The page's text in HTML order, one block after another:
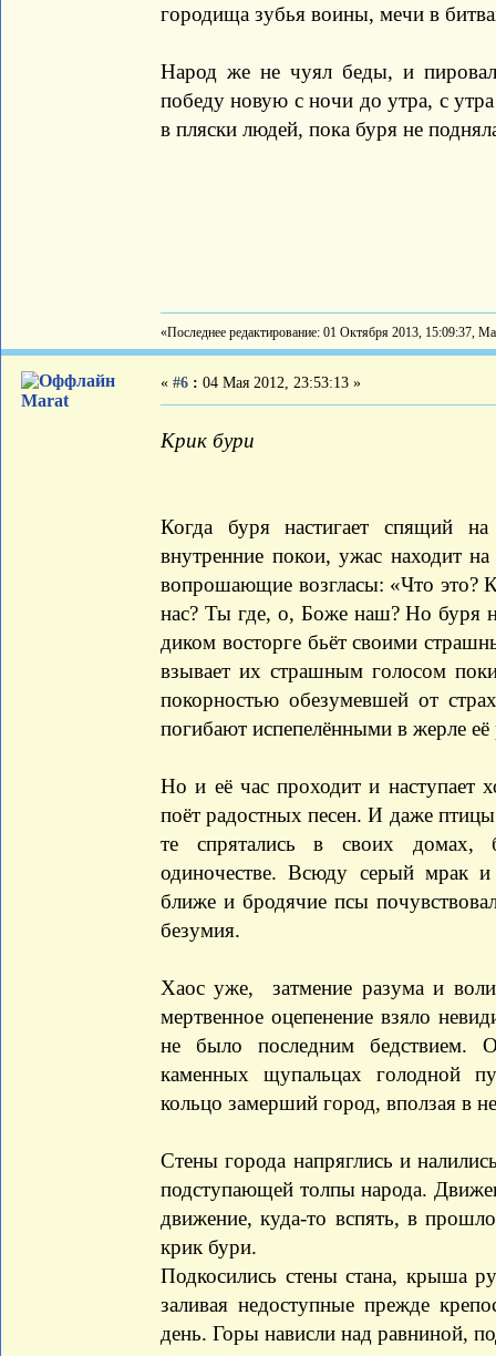
городища зубья воины, мечи в
Народ же не чуял беды, и
победу новую с ночи до утра, с
в пляски людей, пока буря не
«Последнее редактирование: 01 Октября 2013, 15:09:37,
Marat
« #6 : 04 Мая 2012, 23:53:13 »
Крик бури
Когда буря настигает спящий
внутренние покои, ужас находит
вопрошающие возгласы: «Что это?
нас? Ты где, о, Боже наш? Но буря
диком восторге бьёт своими
взывает их страшным голосом
покорностью обезумевшей от
погибают испепелёнными в жерле её
Но и её час проходит и
поёт радостных песен. И даже
те спрятались в своих
одиночестве. Всюду серый мрак
ближе и бродячие псы
безумия.
Хаос уже, затмение разума и
мертвенное оцепенение взяло
не было последним бедствием.
каменных щупальцах голодной
кольцо замерший город, вползая в
Стены города напряглись и
подступающей толпы народа.
движение, куда-то вспять, в
крик бури.
Подкосились стены стана, крыша
заливая недоступные прежде
день. Горы нависли над равниной,